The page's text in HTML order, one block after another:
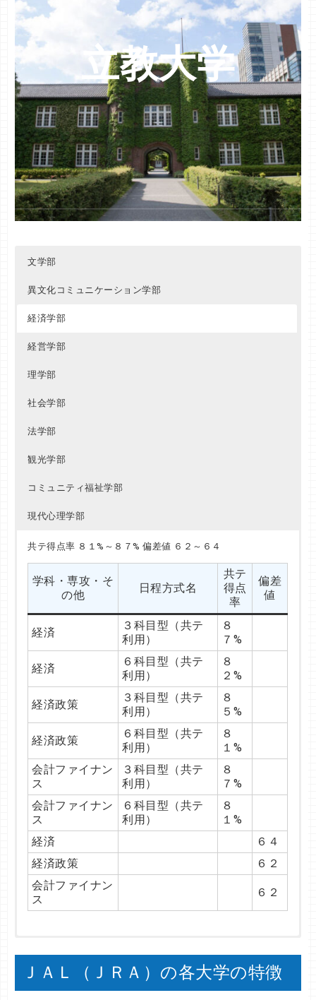
英米文 個別学部Ｃ方式
６４
全学部日程
６４
フランス文
全学部日程
５９
全学部日程
６４
史
全学部日程
６７
比較芸術
全学部日程 ６７
テ利用）
２%
イツ
共テ利用
８
６%
ヒューマンラ
イツ
個別学部Ａ方式（共
テ利用）
７
７%
６２
ヒューマンラ
イツ
個別学部Ｂ方式（共
テ利用）
７
９%
６４
法 全学部日程
６４
ヒューマンラ
イツ
全学部日程 ６２
テ利用）
９%
グ
共テ利用
８
７%
マーケティン
個別学部Ａ方式（共
テ利用）
８
１%
６２
マーケティン
グ
個別学部Ｂ方式（共
テ利用）
７
８%
６２
経営 全学部日程
６４
マーケティン
グ
全学部日程 ６４
個別学部Ａ方式
（共テ利用）
８
３%
６
４
国際政治
個別学部Ｂ方式
（共テ利用）
８
６%
６
７
国際経済
３教科型（共テ利
用）
９
０%
国際経済
４教科型（共テ利
用）
８
６%
国際経済
個別学部日程（共
テ利用）
８
２%
６
４
国際コミュニケ
ーション
共テ利用
９
１%
ーション
（共テ利用）
国際政治
国際経済
国際コミュニケ
ーション
テ利用）
９%
全学部日程 ６７
ス
２%
ス
個別学部Ｂ方式（共
テ利用）
７
５%
５９
化学・生命科
共テ利用
８
９%
化学・生命科
学
個別学部Ｂ方式（共
テ利用）
８
２%
５９
電気電子工 共テ利用
８
５%
電気電子工
個別学部Ｂ方式（共
テ利用）
８
０%
５９
機械創造工 共テ利用
８
６%
経営システム
工
共テ利用
経営システム
情報テクノロ
ジー
ジー
物理科学
ス
ス
化学・生命科
個別学部Ａ方式
化学・生命科
全学部日程 ５９
電気電子工 個別学部Ａ方式
５７
電気電子工
全学部日程
個別学部Ａ方式
全学部日程
経営システム
個別学部Ａ方式
経営システム
全学部日程
情報テクノロ
ジー
個別学部Ａ方式
情報テクノロ
ジー
全学部日程
テ利用）
４%
個別学部Ｃ方式（共
テ利用）
７
８%
６２
個別学部Ｄ方式（共
テ利用）
８
０%
社会情報
全学部Ａ方式
６２
社会情報
全学部Ｂ方式 ５９
間科学
立教大学
文学部
異文化コミュニケーション学部
経済学部
経営学部
理学部
社会学部
法学部
観光学部
コミュニティ福祉学部
現代心理学部
の他
共テ
得点
率
値
３科目型（共テ
利用）
８
７%
６科目型（共テ
利用）
８
３%
３科目型（共テ
利用）
８
８%
６科目型（共テ
利用）
８
２%
文－ドイツ文学
３科目型（共テ
利用）
８
７%
文－ドイツ文学
４科目型（共テ
利用）
８
５%
文－ドイツ文学
６科目型（共テ
８
文－フランス文
学
文－フランス文
利用）
８%
文－日本文学
６科目型（共テ
利用）
８
２%
他
共テ
得点
率
値
異文化コミュニケ
ーション
３科目型（共テ
利用）
９
３%
異文化コミュニケ
ーション
６科目型（共テ
利用）
８
７%
異文化コミュニケ
ーション
共テ得点率 ８１%～８７% 偏差値 ６２～６４
学科・専攻・そ
の他
日程方式名
共テ
得点
率
偏差
値
経済
３科目型（共テ
利用）
８
７%
経済
６科目型（共テ
利用）
８
２%
経済政策
３科目型（共テ
利用）
８
５%
経済政策
６科目型（共テ
利用）
８
１%
会計ファイナン
ス
３科目型（共テ
利用）
８
７%
会計ファイナン
ス
６科目型（共テ
利用）
８
１%
経済
６４
経済政策
６２
会計ファイナン
ス
６２
学科・専攻・そ
の他
日程方式名
共テ
得点
偏差
値
学科・専攻・そ
の他
日程方式名
共テ
得点
偏差
値
学科・専攻・そ
の他
日程方式名
共テ
得点
偏差
値
学科・専攻・そ
の他
日程方式名
共テ
得点
偏差
値
学科・専攻・そ
の他
日程方式名
共テ
得点
偏差
値
学科・専攻・そ
の他
日程方式名
共テ
得点
偏差
値
学科・専攻・そ
の他
日程方式名
共テ
得点
偏差
値
ＪＡＬ（ＪＲＡ）の各大学の特徴